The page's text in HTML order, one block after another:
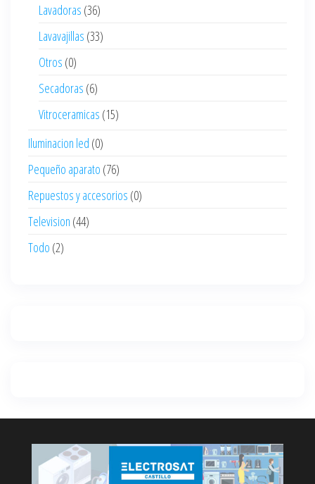
Lavadoras (36)
Lavavajillas (33)
Otros (0)
Secadoras (6)
Vitroceramicas (15)
Iluminacion led (0)
Pequeño aparato (76)
Repuestos y accesorios (0)
Television (44)
Todo (2)